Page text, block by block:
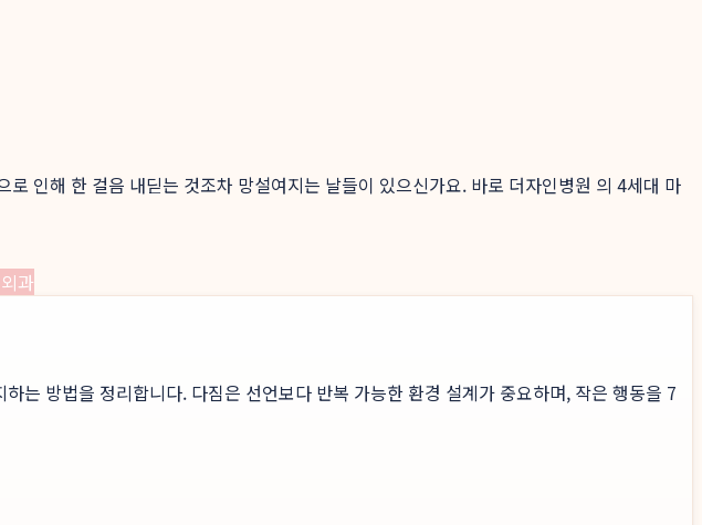
인해 한 걸음 내딛는 것조차 망설여지는 날들이 있으신가요. 바로 더자인병원 의 4세대 마
과
는 방법을 정리합니다. 다짐은 선언보다 반복 가능한 환경 설계가 중요하며, 작은 행동을 7